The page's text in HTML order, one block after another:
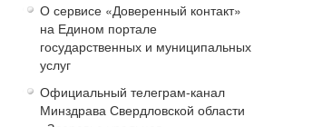
О сервисе «Доверенный контакт»
на Едином портале
государственных и муниципальных
услуг
Официальный телеграм-канал
Минздрава Свердловской области